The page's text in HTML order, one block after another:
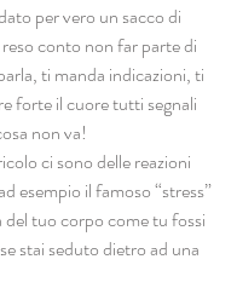
per vero un sacco di
conto non far parte di
ti manda indicazioni, ti
forte il cuore tutti segnali
non va!
ci sono delle reazioni
esempio il famoso “stress”
del tuo corpo come tu fossi
stai seduto dietro ad una